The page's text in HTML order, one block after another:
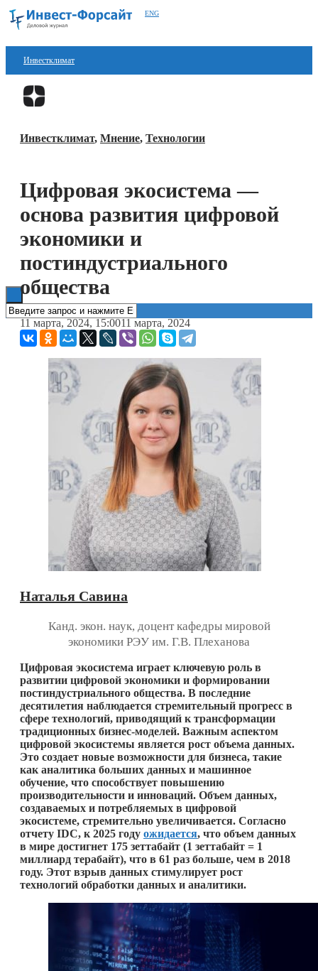
ENG
Инвестклимат
Финансы
Блокчейн
Технологии
Книги
Инвестклимат, Мнение, Технологии
Цифровая экосистема —
основа развития цифровой
экономики и
постиндустриального
общества
11 марта, 2024, 15:0011 марта, 2024
Наталья Савина
Канд. экон. наук, доцент кафедры мировой
экономики РЭУ им. Г.В. Плеханова
Цифровая экосистема играет ключевую роль в
развитии цифровой экономики и формировании
постиндустриального общества. В последние
десятилетия наблюдается стремительный прогресс в
сфере технологий, приводящий к трансформации
традиционных бизнес-моделей. Важным аспектом
цифровой экосистемы является рост объема данных.
Это создает новые возможности для бизнеса, такие
как аналитика больших данных и машинное
обучение, что способствует повышению
производительности и инноваций. Объем данных,
создаваемых и потребляемых в цифровой
экосистеме, стремительно увеличивается. Согласно
отчету IDC, к 2025 году ожидается, что объем данных
в мире достигнет 175 зеттабайт (1 зеттабайт = 1
миллиард терабайт), что в 61 раз больше, чем в 2018
году. Этот взрыв данных стимулирует рост
технологий обработки данных и аналитики.